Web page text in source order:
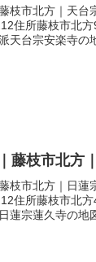
枝市北方｜天台
住所藤枝市北
天台宗安楽寺の
藤枝市北方
枝市北方｜日蓮
住所藤枝市北
蓮宗蓮久寺の地